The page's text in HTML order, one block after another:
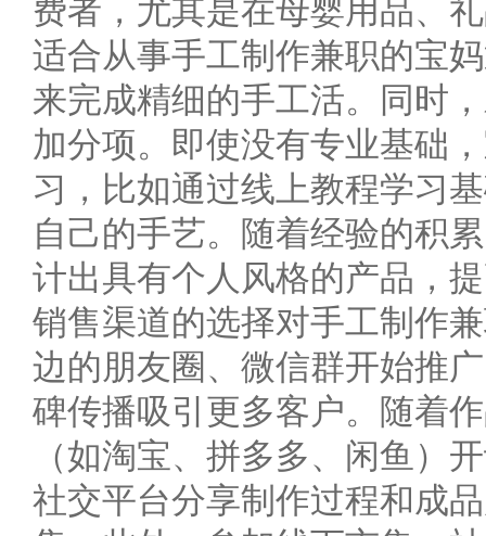
费者，尤其是在母婴用品、
适合从事手工制作兼职的宝
来完成精细的手工活。同时
加分项。即使没有专业基础
习，比如通过线上教程学习
自己的手艺。随着经验的积
计出具有个人风格的产品，
销售渠道的选择对手工制作
边的朋友圈、微信群开始推
碑传播吸引更多客户。随着
（如淘宝、拼多多、闲鱼）
社交平台分享制作过程和成